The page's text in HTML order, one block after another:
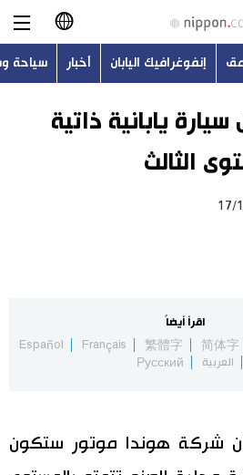
日本語
English
Русский
إنفوغرافيك اليابان أخبار سياحة
يابانية ذاتية
الثالث
17/
اقرأ أيضاً
简体字
繁體字
Français
Español
العربية
Русский
شركة هوندا موتور ستكون